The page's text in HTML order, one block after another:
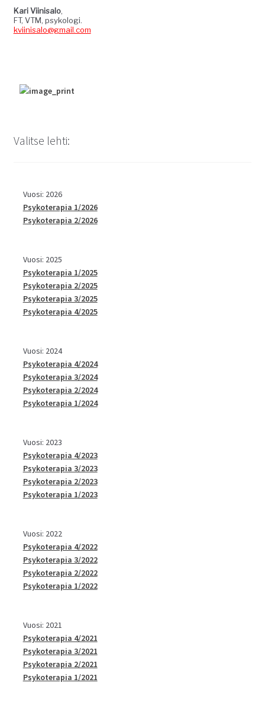
Kari Viin­isa­lo,
FT, VTM, psykolo­gi.
kviinisalo@gmail.com
Valitse lehti:
Vuosi: 2026
Psykoterapia 1/2026
Psykoterapia 2/2026
Vuosi: 2025
Psykoterapia 1/2025
Psykoterapia 2/2025
Psykoterapia 3/2025
Psykoterapia 4/2025
Vuosi: 2024
Psykoterapia 4/2024
Psykoterapia 3/2024
Psykoterapia 2/2024
Psykoterapia 1/2024
Vuosi: 2023
Psykoterapia 4/2023
Psykoterapia 3/2023
Psykoterapia 2/2023
Psykoterapia 1/2023
Vuosi: 2022
Psykoterapia 4/2022
Psykoterapia 3/2022
Psykoterapia 2/2022
Psykoterapia 1/2022
Vuosi: 2021
Psykoterapia 4/2021
Psykoterapia 3/2021
Psykoterapia 2/2021
Psykoterapia 1/2021